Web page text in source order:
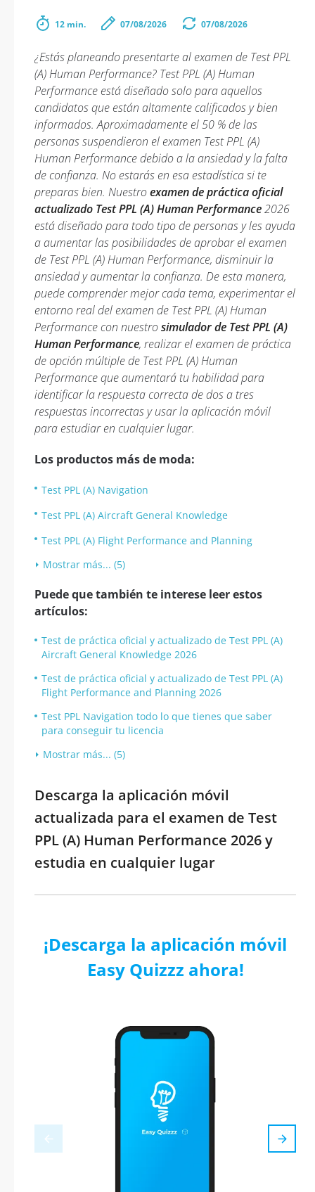
12 min. 07/08/2026 07/08/2026
¿Estás planeando presentarte al examen de Test PPL
(A) Human Performance? Test PPL (A) Human
Performance está diseñado solo para aquellos
candidatos que están altamente calificados y bien
informados. Aproximadamente el 50 % de las
personas suspendieron el examen Test PPL (A)
Human Performance debido a la ansiedad y la falta
de confianza. No estarás en esa estadística si te
preparas bien. Nuestroexamen de práctica oficial
actualizado Test PPL (A) Human Performance2026
está diseñado para todo tipo de personas y les ayuda
a aumentar las posibilidades de aprobar el examen
de Test PPL (A) Human Performance, disminuir la
ansiedad y aumentar la confianza. De esta manera,
puede comprender mejor cada tema, experimentar el
entorno real del examen de Test PPL (A) Human
Performance con nuestrosimulador de Test PPL (A)
Human Performance, realizar el examen de práctica
de opción múltiple de Test PPL (A) Human
Performance que aumentará tu habilidad para
identificar la respuesta correcta de dos a tres
respuestas incorrectas y usar la aplicación móvil
para estudiar en cualquier lugar.
Los productos más de moda:
Test PPL (A) Navigation
Test PPL (A) Aircraft General Knowledge
Test PPL (A) Flight Performance and Planning
Mostrar más... (5)
Puede que también te interese leer estos
artículos:
Test de práctica oficial y actualizado de Test PPL (A)
Aircraft General Knowledge 2026
Test de práctica oficial y actualizado de Test PPL (A)
Flight Performance and Planning 2026
Test PPL Navigation todo lo que tienes que saber
para conseguir tu licencia
Mostrar más... (5)
Descarga la aplicación móvil
actualizada para el examen de Test
PPL (A) Human Performance 2026 y
estudia en cualquier lugar
¡Descarga la aplicación móvil
Easy Quizzz ahora!